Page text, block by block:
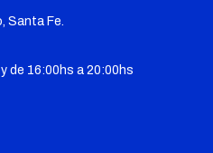
Santa Fe.
de 16:00hs a 20:00hs